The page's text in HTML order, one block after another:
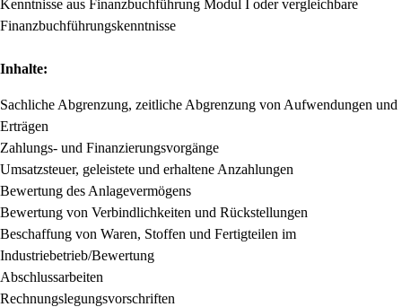
Kenntnisse aus Finanzbuchführung Modul I oder vergleichbare
Finanzbuchführungskenntnisse
Inhalte:
Sachliche Abgrenzung, zeitliche Abgrenzung von Aufwendungen und
Erträgen
Zahlungs- und Finanzierungsvorgänge
Umsatzsteuer, geleistete und erhaltene Anzahlungen
Bewertung des Anlagevermögens
Bewertung von Verbindlichkeiten und Rückstellungen
Beschaffung von Waren, Stoffen und Fertigteilen im
Industriebetrieb/Bewertung
Abschlussarbeiten
Rechnungslegungsvorschriften